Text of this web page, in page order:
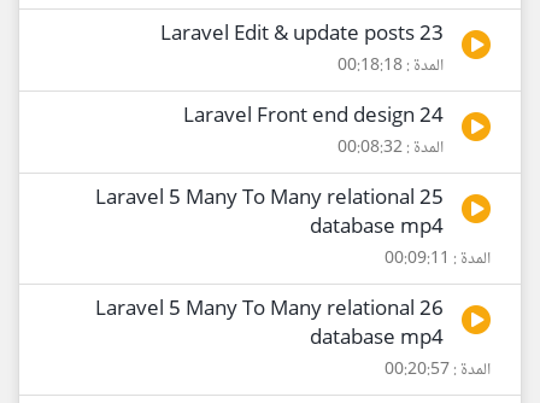
23 Laravel Edit & update posts
المدة : 00:18:18
24 Laravel Front end design
المدة : 00:08:32
25 Laravel 5 Many To Many relational
database mp4
المدة : 00:09:11
26 Laravel 5 Many To Many relational
database mp4
المدة : 00:20:57